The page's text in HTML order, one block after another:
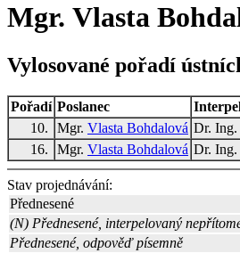
Mgr. Vlasta
Vylosované pořadí
Pořadí Poslanec
10.
Mgr. Vlasta Bohdalová Dr. Ing.
16.
Mgr. Vlasta Bohdalová Dr. Ing.
Stav projednávání:
Přednesené
(N) Přednesené, interpelovaný
Přednesené, odpověď písemně